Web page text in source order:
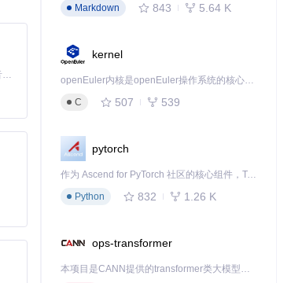
MiniMax H3 是一个通用的全模态生成系统。它支持对由文本、图像、视频和音频组成的多模态上下文进行统一理解，并能生成分辨率高达 2K、时长可达 15 秒的带原生立体声音频的视频。得益于面向任务泛化的系统设计，H3 在预训练阶段就已具备广泛的多模态上下文理解与生成能力，能够出色地执行复杂的多模态指令。
Markdown
843 5.64 K
kernel
openEuler内核是openEuler操作系统的核心，既是系统性能与稳定性的基石，也是连接处理器、设备与服务的桥梁。
C
507 539
pytorch
作为 Ascend for PyTorch 社区的核心组件，TorchNPU 是昇腾专为 PyTorch 打造的深度学习适配插件，使 PyTorch 框架能够直接调用昇腾 NPU，为开发者提供昇腾 AI 处理器的超强算力。
Python
832 1.26 K
ops-transformer
本项目是CANN提供的transformer类大模型算子库，实现网络在NPU上加速计算。